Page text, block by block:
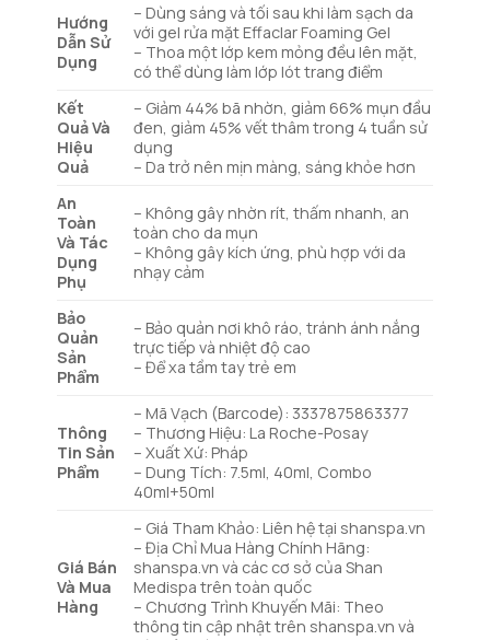
Hướng
Dẫn Sử
Dụng
– Dùng sáng và tối sau khi làm sạch da
với gel rửa mặt Effaclar Foaming Gel
– Thoa một lớp kem mỏng đều lên mặt,
có thể dùng làm lớp lót trang điểm
Kết
Quả Và
Hiệu
Quả
– Giảm 44% bã nhờn, giảm 66% mụn đầu
đen, giảm 45% vết thâm trong 4 tuần sử
dụng
– Da trở nên mịn màng, sáng khỏe hơn
An
Toàn
Và Tác
Dụng
Phụ
– Không gây nhờn rít, thấm nhanh, an
toàn cho da mụn
– Không gây kích ứng, phù hợp với da
nhạy cảm
Bảo
Quản
Sản
Phẩm
– Bảo quản nơi khô ráo, tránh ánh nắng
trực tiếp và nhiệt độ cao
– Để xa tầm tay trẻ em
Thông
Tin Sản
Phẩm
– Mã Vạch (Barcode): 3337875863377
– Thương Hiệu: La Roche-Posay
– Xuất Xứ: Pháp
– Dung Tích: 7.5ml, 40ml, Combo
40ml+50ml
Giá Bán
Và Mua
Hàng
– Giá Tham Khảo: Liên hệ tại shanspa.vn
– Địa Chỉ Mua Hàng Chính Hãng:
shanspa.vn và các cơ sở của Shan
Medispa trên toàn quốc
– Chương Trình Khuyến Mãi: Theo
thông tin cập nhật trên shanspa.vn và